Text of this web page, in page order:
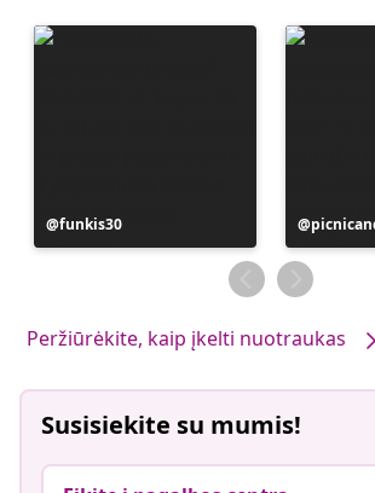
Įrašą
paskelbė
funkis30
Įrašą
paskelbė
Peržiūrėkite, kaip įkelti nuotraukas
Susisiekite su mumis!